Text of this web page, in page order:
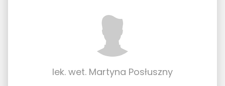
lek. wet. Martyna Posłuszny